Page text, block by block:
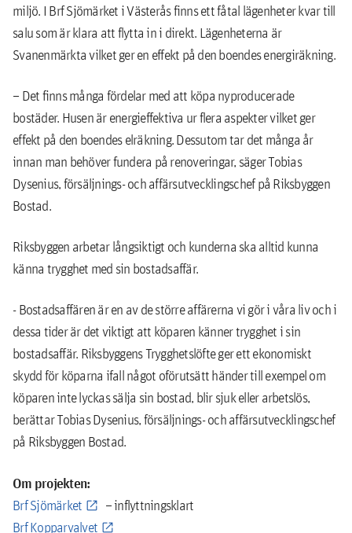
miljö. I Brf Sjömärket i Västerås finns ett fåtal lägenheter kvar till
salu som är klara att flytta in i direkt. Lägenheterna är
Svanenmärkta vilket ger en effekt på den boendes energiräkning.
– Det finns många fördelar med att köpa nyproducerade
bostäder. Husen är energieffektiva ur flera aspekter vilket ger
effekt på den boendes elräkning. Dessutom tar det många år
innan man behöver fundera på renoveringar, säger Tobias
Dysenius, försäljnings- och affärsutvecklingschef på Riksbyggen
Bostad.
Riksbyggen arbetar långsiktigt och kunderna ska alltid kunna
känna trygghet med sin bostadsaffär.
- Bostadsaffären är en av de större affärerna vi gör i våra liv och i
dessa tider är det viktigt att köparen känner trygghet i sin
bostadsaffär. Riksbyggens Trygghetslöfte ger ett ekonomiskt
skydd för köparna ifall något oförutsätt händer till exempel om
köparen inte lyckas sälja sin bostad, blir sjuk eller arbetslös,
berättar Tobias Dysenius, försäljnings- och affärsutvecklingschef
på Riksbyggen Bostad.
Om projekten:
Brf Sjömärket
– inflyttningsklart
Brf Kopparvalvet